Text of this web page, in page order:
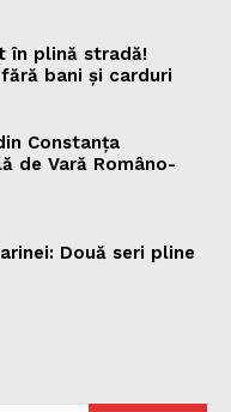
în plină stradă!
bani și carduri
Constanța
de Vară Româno-
Două seri pline